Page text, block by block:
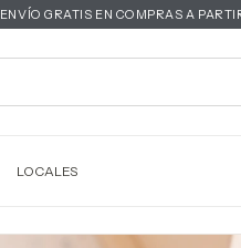
ENVÍO GRATIS EN COMPRAS A
LOCALES